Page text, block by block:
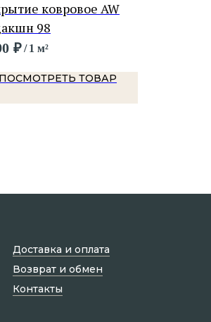
ковровое AW
98
₽/ 1 м²
ПОСМОТРЕТЬ ТОВАР
Доставка и оплата
Возврат и обмен
Контакты